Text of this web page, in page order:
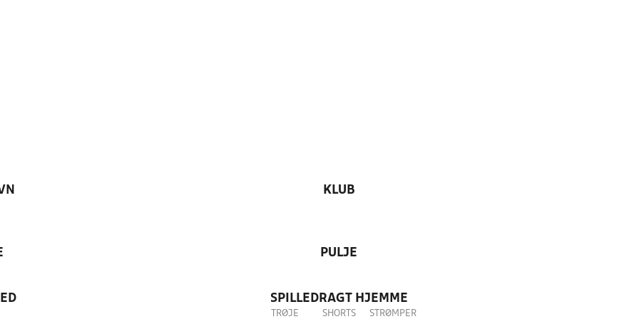
KLUB
PULJE
SPILLEDRAGT HJEMME
TRØJE SHORTS STRØMPER